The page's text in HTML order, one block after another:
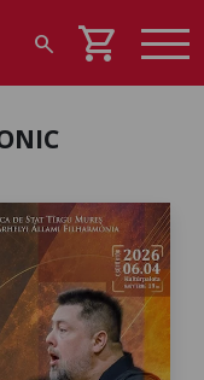
search shopping_cart